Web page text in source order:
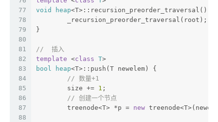
77
78
79
80
81
82
83
84
85
86
87
88
void
heap<T>: :recursion_preorder_traversal() {
	_recursion_preorder_traversal(root);
}
//  插入
template <class T>
bool
heap<T>: :push(T newelem) {
// 数量+1
	size +=
1 ;
// 创建一个节点
	treenode<T> *p =
new